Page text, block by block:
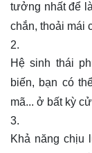
tưởng nhất để
chắn, thoải mái
Hệ sinh thái
biến, bạn có
mã... ở bất kỳ
Khả năng chịu